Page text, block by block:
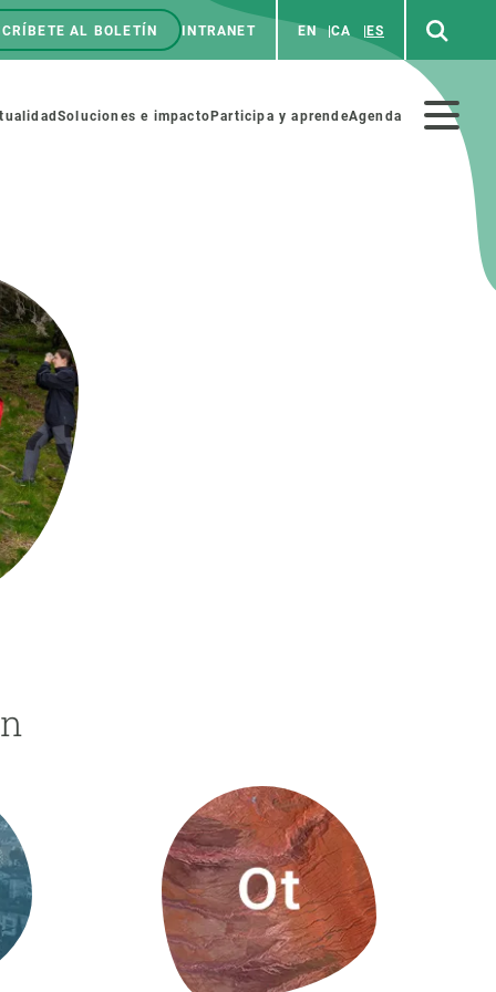
AL BOLETÍN INTRANET EN CA ES
Soluciones e impacto Participa y aprendeAgenda
Recursos Humanos
académicas
PF
ERC
de másteres y doctorado
sabático
formación